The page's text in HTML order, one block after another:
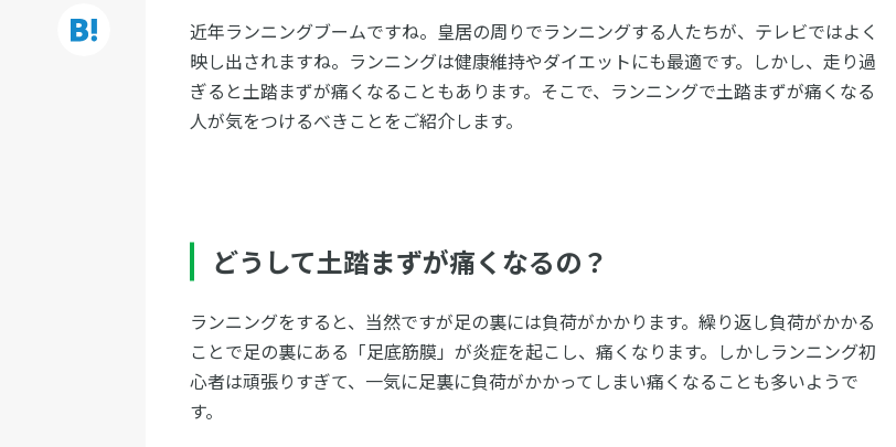
近年ランニングブームですね。皇居の周りでランニングする人たちが、テレビではよく
映し出されますね。ランニングは健康維持やダイエットにも最適です。しかし、走り過
ぎると土踏まずが痛くなることもあります。そこで、ランニングで土踏まずが痛くなる
人が気をつけるべきことをご紹介します。
どうして土踏まずが痛くなるの？
ランニングをすると、当然ですが足の裏には負荷がかかります。繰り返し負荷がかかる
ことで足の裏にある「足底筋膜」が炎症を起こし、痛くなります。しかしランニング初
心者は頑張りすぎて、一気に足裏に負荷がかかってしまい痛くなることも多いようで
す。